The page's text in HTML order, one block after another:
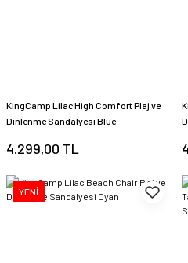
KingCamp Lilac High Comfort Plaj ve
Dinlenme Sandalyesi Blue
4.299,00 TL
YENİ